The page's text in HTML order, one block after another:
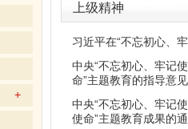
上级精神
习近平在“不忘初心、
中央“不忘初心、牢记
命”主题教育的指导意
中央“不忘初心、牢记
使命”主题教育成果的